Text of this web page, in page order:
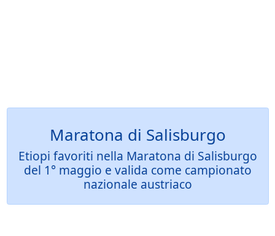
Maratona di Salisburgo
Etiopi favoriti nella Maratona di Salisburgo
del 1° maggio e valida come campionato
nazionale austriaco